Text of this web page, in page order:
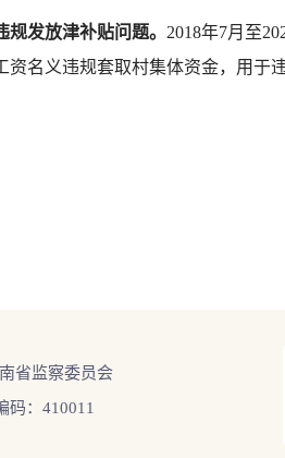
发放津补贴问题。 2018年7月至
名义违规套取村集体资金，用于
省监察委员会
：410011